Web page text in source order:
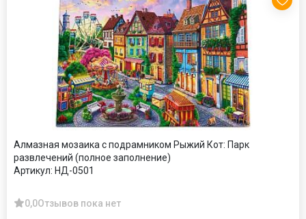
Алмазная мозаика с подрамником Рыжий Кот: Парк
развлечений (полное заполнение)
Артикул: НД-0501
0,0Отзывов пока нет